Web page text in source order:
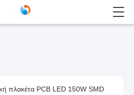
πλακέτα PCB LED 150W SMD